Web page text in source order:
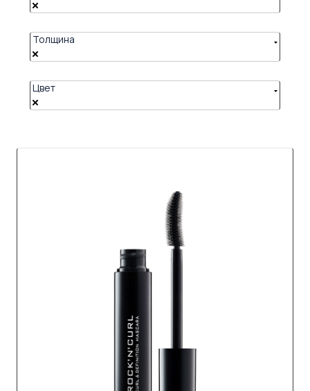
Толщина
Цвет